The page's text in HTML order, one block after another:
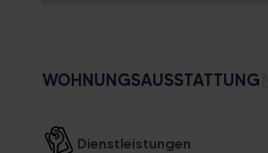
WOHNUNGSAUSSTATTUNG
Dienstleistungen